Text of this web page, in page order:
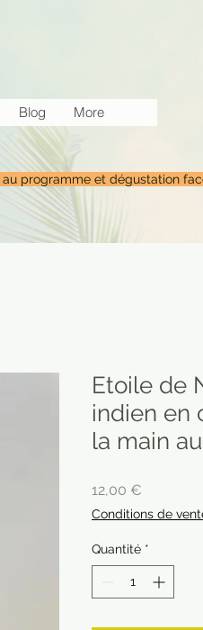
Blog More
programme et dégustation
Etoile de
indien en
la main
12,00 €
Conditions de
Quantité *